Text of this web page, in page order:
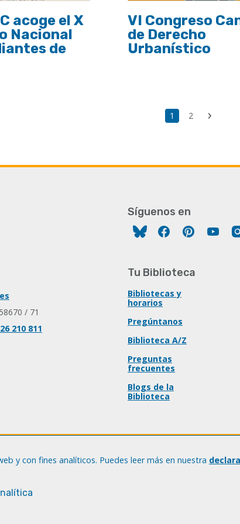
acoge el X
Nacional
de
VI Congreso
de Derecho
Urbanístico
Página
1 Page
2
Síguenos en
FacebookPinterest
/ 71
210 811
Tu Biblioteca
Bibliotecas y
horarios
Pregúntanos
Biblioteca A/Z
Preguntas
frecuentes
Blogs de la
Biblioteca
y con fines analíticos. Puedes leer más en nuestra